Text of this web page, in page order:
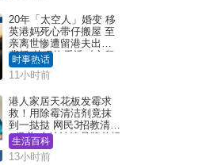
20年「太空人」婚变 移
英港妈死心带仔搬屋 至
亲离世惨遭留港夫出轨
背叛 苦叹终看透对方留
港「真相」｜Juicy叮
时事热话
11小时前
港人家居天花板发霉求
救！用除霉清洁剂竟抹
到一挞挞 网民3招教清洁
+保养 本地油漆品牌曾提
醒勿用1物防变色
生活百科
13小时前